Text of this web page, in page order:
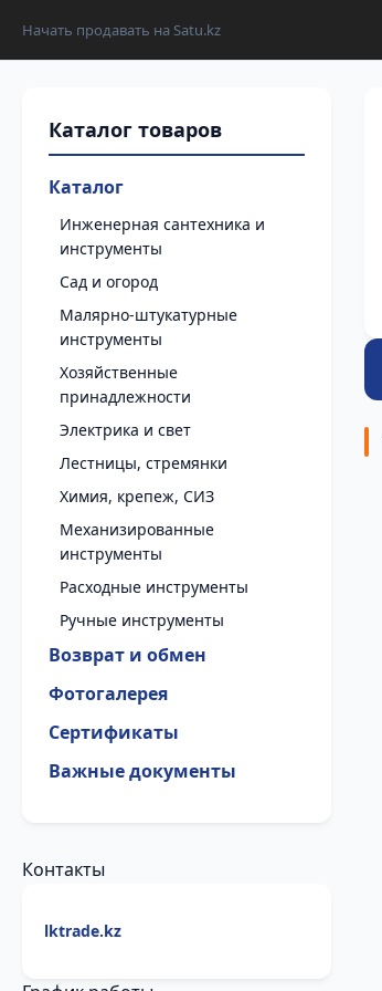
Начать продавать на Satu.kz
Каталог
Инженерная сантехника и
инструменты
Сад и огород
Малярно-штукатурные
инструменты
Хозяйственные
принадлежности
Электрика и свет
Лестницы, стремянки
Химия, крепеж, СИЗ
Механизированные
инструменты
Расходные инструменты
Ручные инструменты
Возврат и обмен
Фотогалерея
Сертификаты
Важные документы
Контакты
lktrade.kz